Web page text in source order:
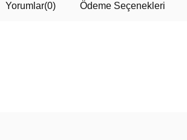
Yorumlar(0) Ödeme Seçenekleri